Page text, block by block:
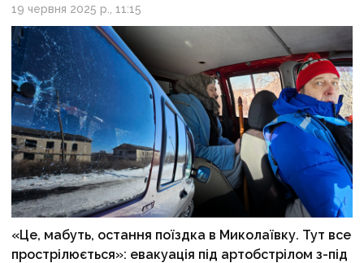
19 червня 2025 р., 11:15
«Це, мабуть, остання поїздка в Миколаївку. Тут все
прострілюється»: евакуація під артобстрілом з-під